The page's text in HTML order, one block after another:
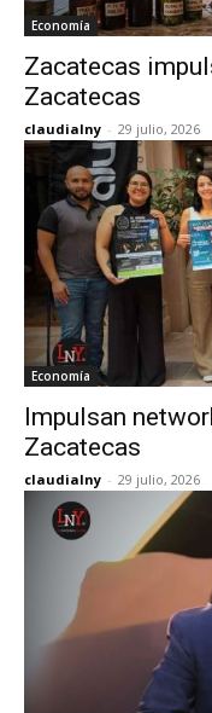
Economía
Zacatecas
Zacatecas
claudialny - 29 julio, 2026
Economía
Impulsan
Zacatecas
claudialny - 29 julio, 2026